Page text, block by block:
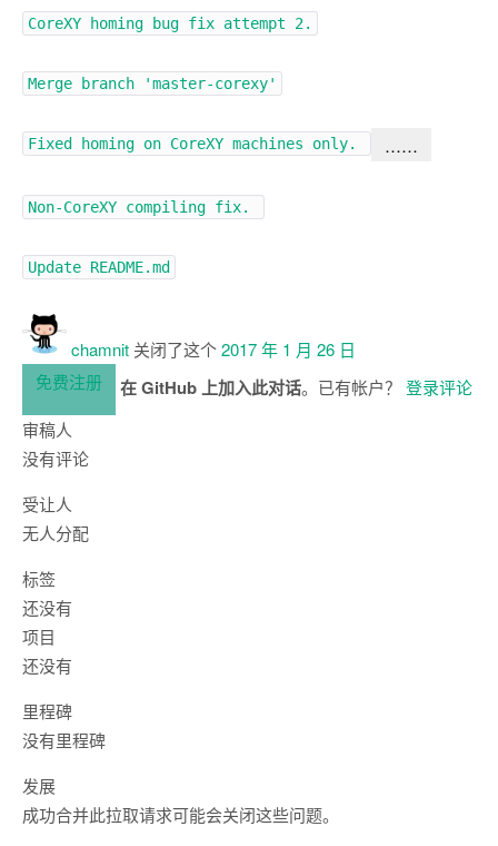
CoreXY homing bug fix attempt 2.
Merge branch 'master-corexy'
Fixed homing on CoreXY machines only. ……
Non-CoreXY compiling fix.
Update README.md
chamnit 关闭了这个2017 年 1 月 26 日
免费注册
在 GitHub 上加入此对话。已有帐户？ 登录评论
审稿人
没有评论
受让人
无人分配
标签
还没有
项目
还没有
里程碑
没有里程碑
发展
成功合并此拉取请求可能会关闭这些问题。